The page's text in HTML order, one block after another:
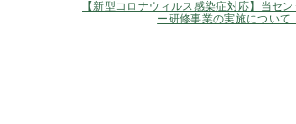
【新型コロナウィルス感染症対応】当セン
ー研修事業の実施について